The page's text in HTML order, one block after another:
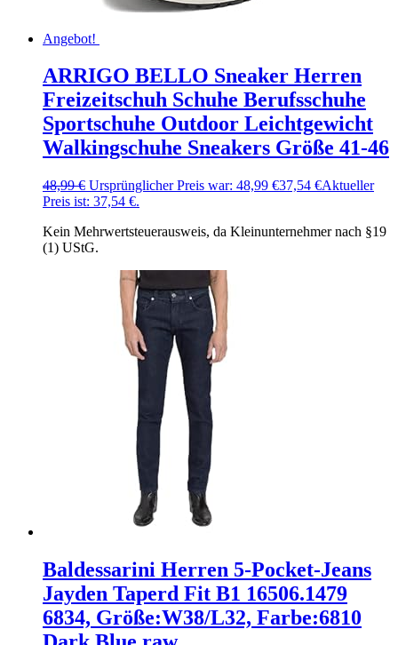
Angebot!
ARRIGO BELLO Sneaker Herren
Freizeitschuh Schuhe Berufsschuhe
Sportschuhe Outdoor Leichtgewicht
Walkingschuhe Sneakers Größe 41-46
48,99€ Ursprünglicher Preis war: 48,99 €37,54 €Aktueller
Preis ist: 37,54 €.
Kein Mehrwertsteuerausweis, da Kleinunternehmer nach §19
(1) UStG.
Baldessarini Herren 5-Pocket-Jeans
Jayden Taperd Fit B1 16506.1479
6834, Größe:W38/L32, Farbe:6810